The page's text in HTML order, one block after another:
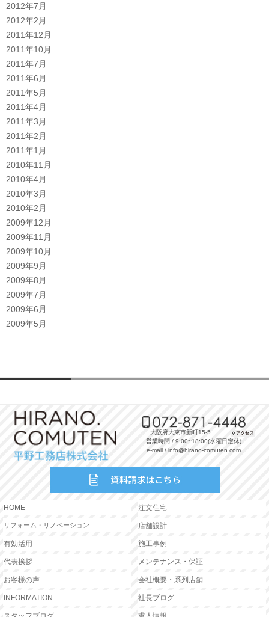
2012年7月
2012年2月
2011年12月
2011年10月
2011年7月
2011年6月
2011年5月
2011年4月
2011年3月
2011年2月
2011年1月
2010年11月
2010年4月
2010年3月
2010年2月
2009年12月
2009年11月
2009年10月
2009年9月
2009年8月
2009年7月
2009年6月
2009年5月
大阪府大東市新町15-5
営業時間 / 9:00~18:00(水曜日定休)
e-mail / info@hirano-comuten.com
HOME 注文住宅
リフォーム・リノベーション 店舗設計
有効活用 施工事例
代表挨拶 メンテナンス・保証
お客様の声 会社概要・系列店舗
INFORMATION 社長ブログ